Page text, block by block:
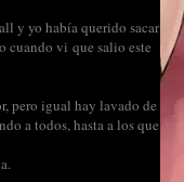
y yo había querido sacar
cuando vi que salio este
pero igual hay lavado de
a todos, hasta a los que